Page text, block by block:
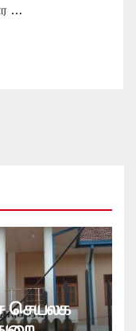
…
செயலக